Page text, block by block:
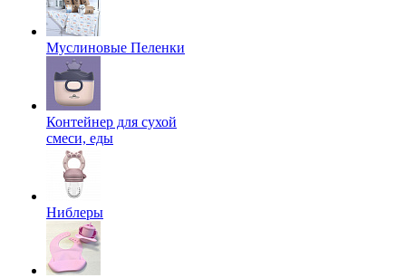
Муслиновые Пеленки
Контейнер для сухой
смеси, еды
Ниблеры